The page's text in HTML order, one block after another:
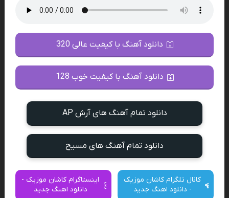
دانلود آهنگ با کیفیت عالی 320
دانلود آهنگ با کیفیت خوب 128
دانلود تمام آهنگ های آرش AP
دانلود تمام آهنگ های مسیح
کانال تلگرام کاشان موزیک
- دانلود اهنگ جدید
اینستاگرام کاشان موزیک -
دانلود اهنگ جدید